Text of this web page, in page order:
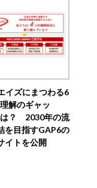
イズにまつわる6
解のギャッ
は？ 2030年の流
を目指すGAP6の
イトを公開